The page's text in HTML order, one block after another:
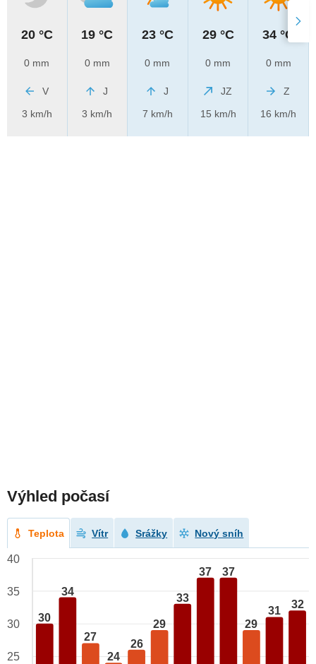
20 °C
0 mm
V
3 km/h
19 °C
0 mm
J
3 km/h
23 °C
0 mm
J
7 km/h
29 °C
0 mm
JZ
15 km/h
34 °C
0 mm
Z
16 km/h
Výhled počasí
Teplota Vítr Srážky Nový sníh
30
34
27
24
26
29
33
37 37
29
31
32
40
35
30
25